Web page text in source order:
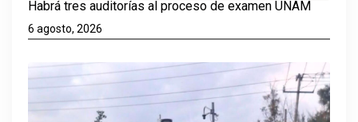
Habrá tres auditorías al proceso de examen UNAM
6 agosto, 2026